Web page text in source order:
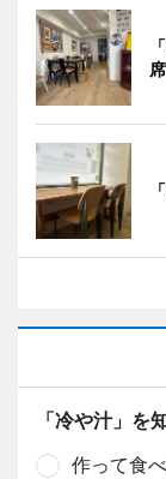
「冷や汁」を
作って食